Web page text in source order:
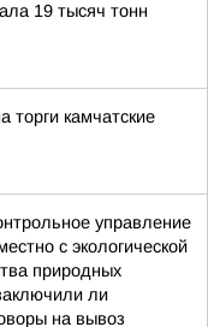
19 тысяч тонн
камчатские
управление
с экологической
природных
ли
на вывоз